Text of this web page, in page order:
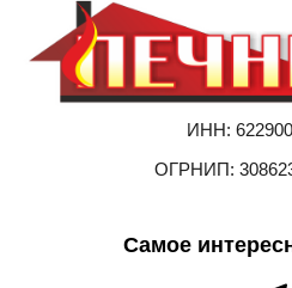
ИНН:
ОГРНИП:
Самое